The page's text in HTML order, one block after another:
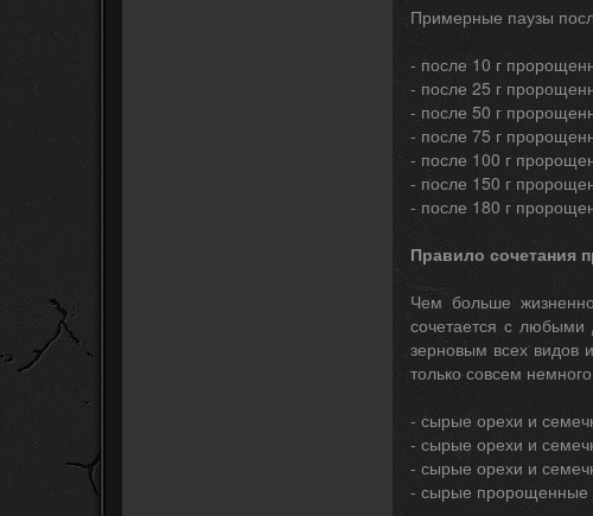
Примерные паузы
- после 10 г
- после 25 г
- после 50 г
- после 75 г
- после 100 г
- после 150 г
- после 180 г
Правило сочетания
Чем больше
сочетается с
зерновым всех видов
только совсем
- сырые орехи и
- сырые орехи и
- сырые орехи и
- сырые пророщенные